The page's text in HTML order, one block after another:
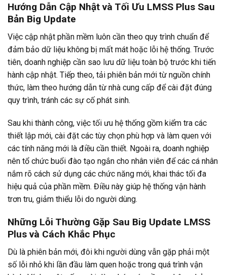
Hướng Dẫn Cập Nhật và Tối Ưu LMSS Plus Sau
Bản Big Update
Việc cập nhật phần mềm luôn cần theo quy trình chuẩn để
đảm bảo dữ liệu không bị mất mát hoặc lỗi hệ thống. Trước
tiên, doanh nghiệp cần sao lưu dữ liệu toàn bộ trước khi tiến
hành cập nhật. Tiếp theo, tải phiên bản mới từ nguồn chính
thức, làm theo hướng dẫn từ nhà cung cấp để cài đặt đúng
quy trình, tránh các sự cố phát sinh.
Sau khi thành công, việc tối ưu hệ thống gồm kiểm tra các
thiết lập mới, cài đặt các tùy chọn phù hợp và làm quen với
các tính năng mới là điều cần thiết. Ngoài ra, doanh nghiệp
nên tổ chức buổi đào tạo ngắn cho nhân viên để các cá nhân
nắm rõ cách sử dụng các chức năng mới, khai thác tối đa
hiệu quả của phần mềm. Điều này giúp hệ thống vận hành
trơn tru, giảm thiểu lỗi do người dùng.
Những Lỗi Thường Gặp Sau Big Update LMSS
Plus và Cách Khắc Phục
Dù là phiên bản mới, đôi khi người dùng vẫn gặp phải một
số lỗi nhỏ khi lần đầu làm quen hoặc trong quá trình vận